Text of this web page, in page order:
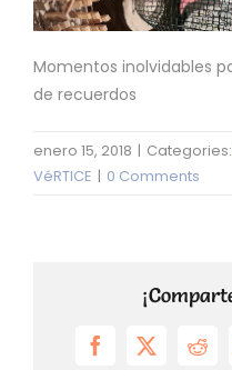
Momentos inolvidables
de recuerdos
enero 15, 2018 | Categories:
VéRTICE | 0 Comments
Facebook
X